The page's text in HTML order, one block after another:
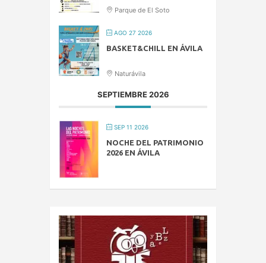
Parque de El Soto
AGO 27 2026
BASKET&CHILL EN ÁVILA
Naturávila
SEPTIEMBRE 2026
SEP 11 2026
NOCHE DEL PATRIMONIO
2026 EN ÁVILA